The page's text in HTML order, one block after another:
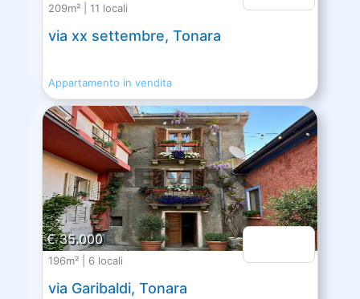
209m² | 11 locali
via xx settembre, Tonara
Appartamento in vendita
€ 35.000
196m² | 6 locali
via Garibaldi, Tonara